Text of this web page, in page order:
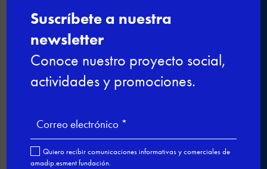
que dan el salto a la docencia
Últimas plazas para el curso de Nutrición
y cocina saludable en Esment Inca
Nuestro modelo de FPDual en el
Congreso estatal sobre Empleo
